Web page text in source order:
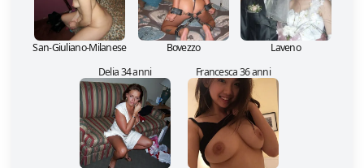
San-Giuliano-Milanese Bovezzo
Laveno
Delia 34 anni
Francesca 36 anni